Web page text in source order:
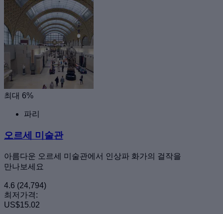
최대 6%
파리
오르세 미술관
아름다운 오르세 미술관에서 인상파 화가의 걸작을
만나보세요
4.6 (24,794)
최저가격:
US$15.02